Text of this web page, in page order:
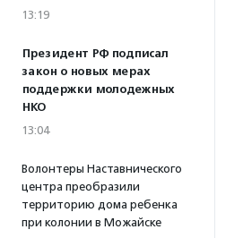
13:19
Президент РФ подписал
закон о новых мерах
поддержки молодежных
НКО
13:04
Волонтеры Наставнического
центра преобразили
территорию дома ребенка
при колонии в Можайске